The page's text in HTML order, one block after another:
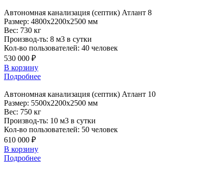
Автономная канализация (септик) Атлант 8
Размер: 4800x2200x2500 мм
Вес: 730 кг
Производ-ть: 8 м3 в сутки
Кол-во пользователей: 40 человек
530 000 ₽
В корзину
Подробнее
Автономная канализация (септик) Атлант 10
Размер: 5500x2200x2500 мм
Вес: 750 кг
Производ-ть: 10 м3 в сутки
Кол-во пользователей: 50 человек
610 000 ₽
В корзину
Подробнее